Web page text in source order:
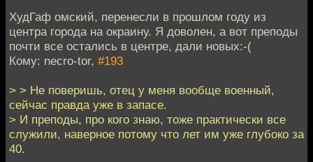
ХудГаф омский, перенесли в прошлом году из
центра города на окраину. Я доволен, а вот преподы
почти все остались в центре, дали новых:-(
Кому: necro-tor, #193
> > Не поверишь, отец у меня вообще военный,
сейчас правда уже в запасе.
> И преподы, про кого знаю, тоже практически все
служили, наверное потому что лет им уже глубоко за
40.